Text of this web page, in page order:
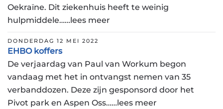
Oekraïne. Dit ziekenhuis heeft te weinig
hulpmiddele……lees meer
DONDERDAG 12 MEI 2022
EHBO koffers
De verjaardag van Paul van Workum begon
vandaag met het in ontvangst nemen van 35
verbanddozen. Deze zijn gesponsord door het
Pivot park en Aspen Oss……lees meer